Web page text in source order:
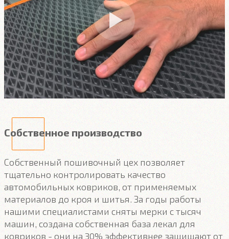
Собственное производство
Собственный пошивочный цех позволяет
тщательно контролировать качество
автомобильных ковриков, от применяемых
материалов до кроя и шитья. За годы работы
нашими специалистами сняты мерки с тысяч
машин, создана собственная база лекал для
ковриков - они на 30% эффективнее защищают от